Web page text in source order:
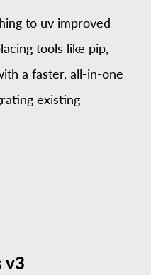
to uv improved
tools like pip,
a faster, all-in-one
existing
v3